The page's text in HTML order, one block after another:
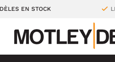
EN STOCK